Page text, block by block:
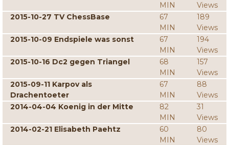
MIN
Views
2015-10-27 TV ChessBase
67
MIN
189
Views
2015-10-09 Endspiele was sonst
67
MIN
194
Views
2015-10-16 Dc2 gegen Triangel
68
MIN
157
Views
2015-09-11 Karpov als
Drachentoeter
67
MIN
88
Views
2014-04-04 Koenig in der Mitte
82
MIN
31
Views
2014-02-21 Elisabeth Paehtz
60
MIN
80
Views